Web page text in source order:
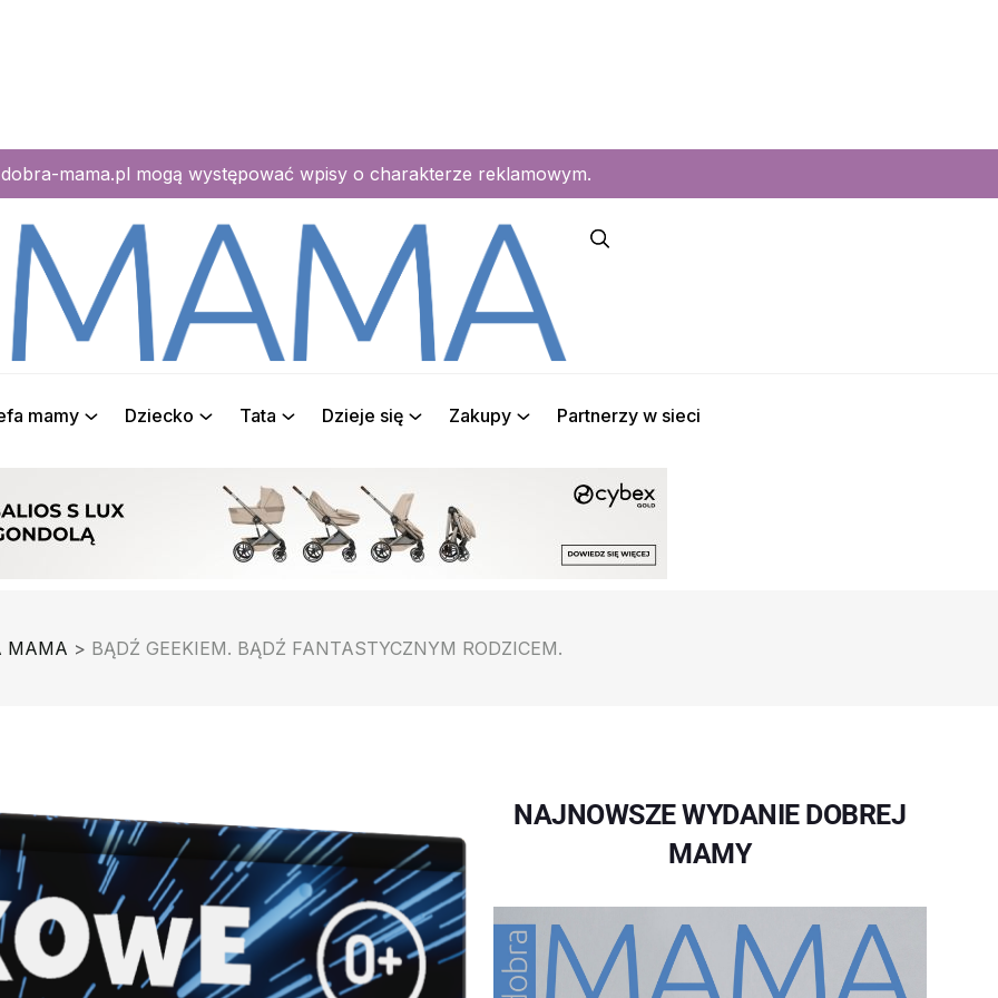
mama.pl mogą występować wpisy o charakterze reklamowym.
mamy Dziecko Tata Dzieje się Zakupy Partnerzy w sieci
MAMA > BĄDŹ GEEKIEM. BĄDŹ FANTASTYCZNYM RODZICEM.
NAJNOWSZE WYDANIE DOBREJ
MAMY